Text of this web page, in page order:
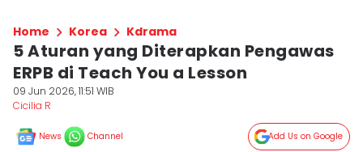
Home Korea Kdrama
5 Aturan yang Diterapkan Pengawas
ERPB di Teach You a Lesson
09 Jun 2026, 11:51 WIB
Cicilia R
News Channel Add Us on Google